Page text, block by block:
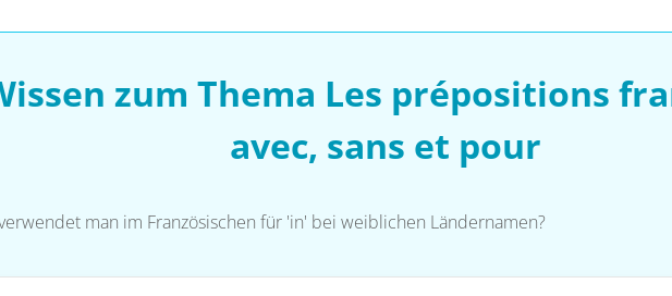
zum Thema Les prépositions
avec, sans et pour
man im Französischen für 'in' bei weiblichen Ländernamen?